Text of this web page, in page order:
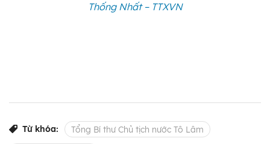
Thống Nhất – TTXVN
Từ khóa: Tổng Bí thư Chủ tịch nước Tô Lâm